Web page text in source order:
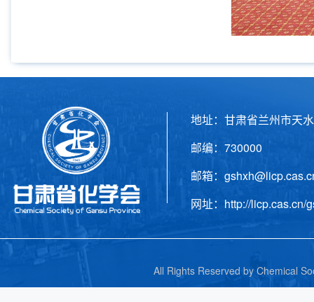
地址：甘肃省兰州市天
邮编：730000 电
邮箱：
网址：http://licp.cas.cn/
All Rights Reserved by Chemical